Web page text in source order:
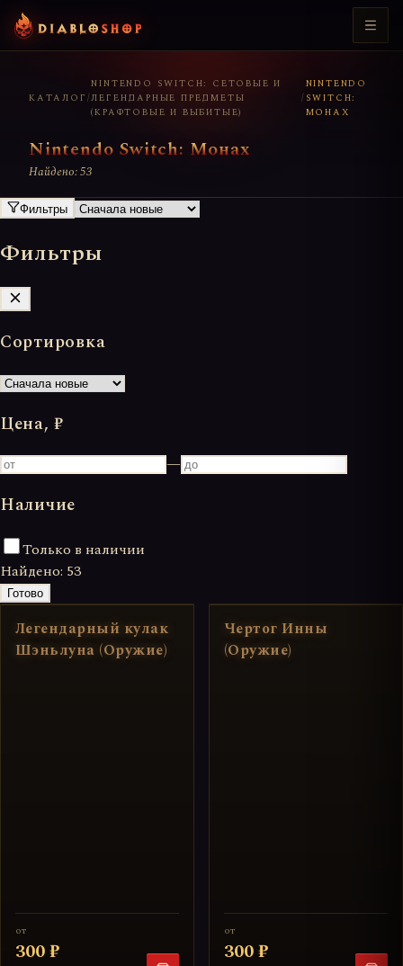
КАТАЛОГ/
NINTENDO SWITCH: СЕТОВЫЕ И
ЛЕГЕНДАРНЫЕ ПРЕДМЕТЫ
(КРАФТОВЫЕ И ВЫБИТЫЕ)
/
NINTENDO
SWITCH:
МОНАХ
Nintendo Switch: Монах
Найдено: 53
Фильтры
Фильтры
Сортировка
Цена, ₽
—
Наличие
Только в наличии
Найдено: 53
Готово
Легендарный кулак
Шэньлуна (Оружие)
от
300 ₽
Чертог Инны
(Оружие)
от
300 ₽